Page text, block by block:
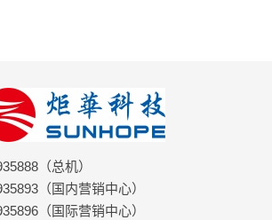
（总机）
（国内营销中心）
（国际营销中心）